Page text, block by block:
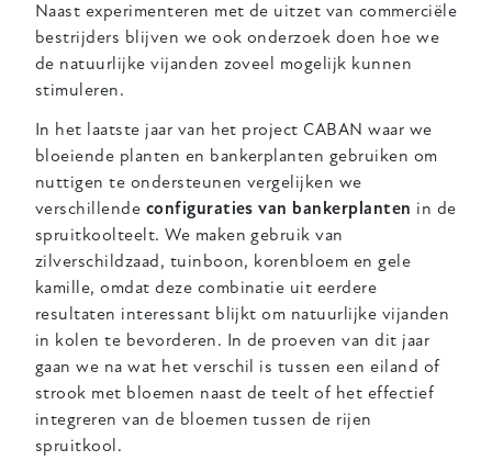
Naast experimenteren met de uitzet van commerciële
bestrijders blijven we ook onderzoek doen hoe we
de natuurlijke vijanden zoveel mogelijk kunnen
stimuleren.
In het laatste jaar van het project CABAN waar we
bloeiende planten en bankerplanten gebruiken om
nuttigen te ondersteunen vergelijken we
verschillende configuraties van bankerplanten in de
spruitkoolteelt. We maken gebruik van
zilverschildzaad, tuinboon, korenbloem en gele
kamille, omdat deze combinatie uit eerdere
resultaten interessant blijkt om natuurlijke vijanden
in kolen te bevorderen. In de proeven van dit jaar
gaan we na wat het verschil is tussen een eiland of
strook met bloemen naast de teelt of het effectief
integreren van de bloemen tussen de rijen
spruitkool.